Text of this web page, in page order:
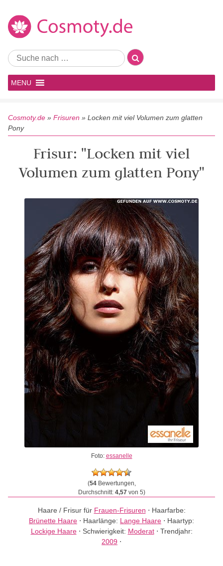
MENU
Cosmoty.de » Frisuren » Locken mit viel Volumen zum glatten
Pony
Frisur: "Locken mit viel
Volumen zum glatten Pony"
Foto: essanelle
(54Bewertungen,
Durchschnitt: 4,57von 5)
Haare / Frisur für Frauen-Frisuren ⋅ Haarfarbe:
Brünette Haare ⋅ Haarlänge: Lange Haare ⋅ Haartyp:
Lockige Haare⋅ Schwierigkeit: Moderat⋅ Trendjahr:
2009 ⋅